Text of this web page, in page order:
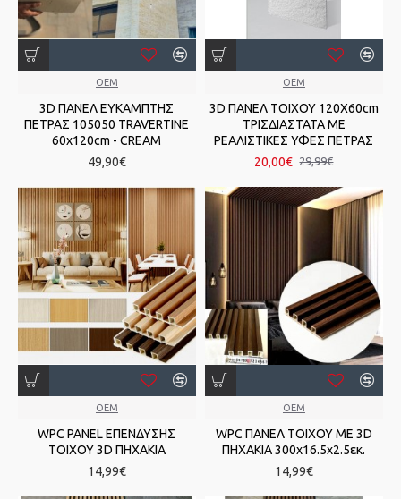
OEM
3D ΠΑΝΕΛ ΕΥΚΑΜΠΤΗΣ
ΠΕΤΡΑΣ 105050 TRAVERTINE
60x120cm - CREAM
49,90€
OEM
3D ΠΑΝΕΛ ΤΟΙΧΟΥ 120Χ60cm
ΤΡΙΣΔΙΑΣΤΑΤΑ ΜΕ
ΡΕΑΛΙΣΤΙΚΕΣ ΥΦΕΣ ΠΕΤΡΑΣ
20,00€ 29,99€
OEM
WPC PANEL ΕΠΕΝΔΥΣΗΣ
ΤΟΙΧΟΥ 3D ΠΗΧΑΚΙΑ
14,99€
OEM
WPC ΠΑΝΕΛ ΤΟΙΧΟΥ ΜΕ 3D
ΠΗΧΑΚΙΑ 300x16.5x2.5εκ.
14,99€